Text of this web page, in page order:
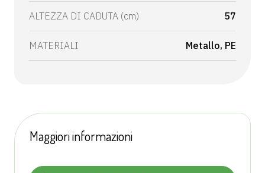
ALTEZZA DI CADUTA (cm) 57
MATERIALI Metallo PE
Maggiori informazioni